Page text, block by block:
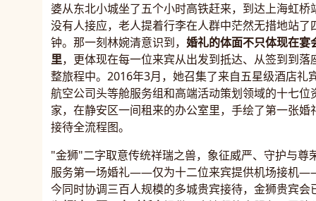
婆从东北小城坐了五个小时高铁赶来，到达上海虹桥
没有人接应，老人提着行李在人群中茫然无措地站了
钟。那一刻林婉清意识到， 婚礼的体面不只体现在宴
里，更体现在每一位来宾从出发到抵达、从签到到落
整旅程中。2016年3月，她召集了来自五星级酒店礼
航空公司头等舱服务组和高端活动策划领域的十七位
家，在静安区一间租来的办公室里，手绘了第一张婚
接待全流程图。
"金狮"二字取意传统祥瑞之兽，象征威严、守护与尊
服务第一场婚礼——仅为十二位来宾提供机场接机
今同时协调三百人规模的多城贵宾接待，金狮贵宾会